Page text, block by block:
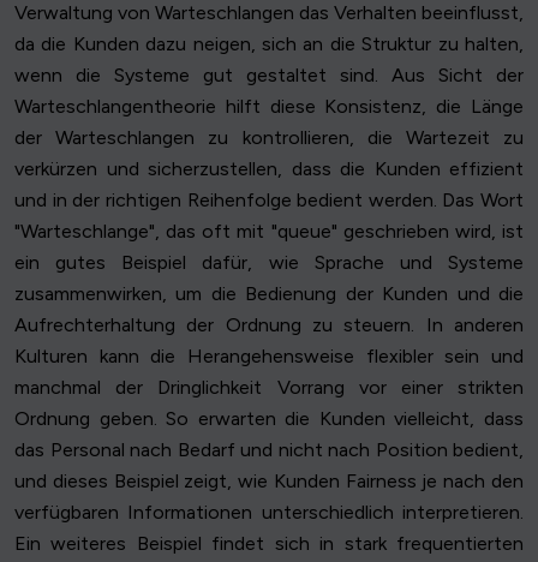
Verwaltung von Warteschlangen das Verhalten beeinflusst,
da die Kunden dazu neigen, sich an die Struktur zu halten,
wenn die Systeme gut gestaltet sind. Aus Sicht der
Warteschlangentheorie hilft diese Konsistenz, die Länge
der Warteschlangen zu kontrollieren, die Wartezeit zu
verkürzen und sicherzustellen, dass die Kunden effizient
und in der richtigen Reihenfolge bedient werden. Das Wort
"Warteschlange", das oft mit "queue" geschrieben wird, ist
ein gutes Beispiel dafür, wie Sprache und Systeme
zusammenwirken, um die Bedienung der Kunden und die
Aufrechterhaltung der Ordnung zu steuern. In anderen
Kulturen kann die Herangehensweise flexibler sein und
manchmal der Dringlichkeit Vorrang vor einer strikten
Ordnung geben. So erwarten die Kunden vielleicht, dass
das Personal nach Bedarf und nicht nach Position bedient,
und dieses Beispiel zeigt, wie Kunden Fairness je nach den
verfügbaren Informationen unterschiedlich interpretieren.
Ein weiteres Beispiel findet sich in stark frequentierten